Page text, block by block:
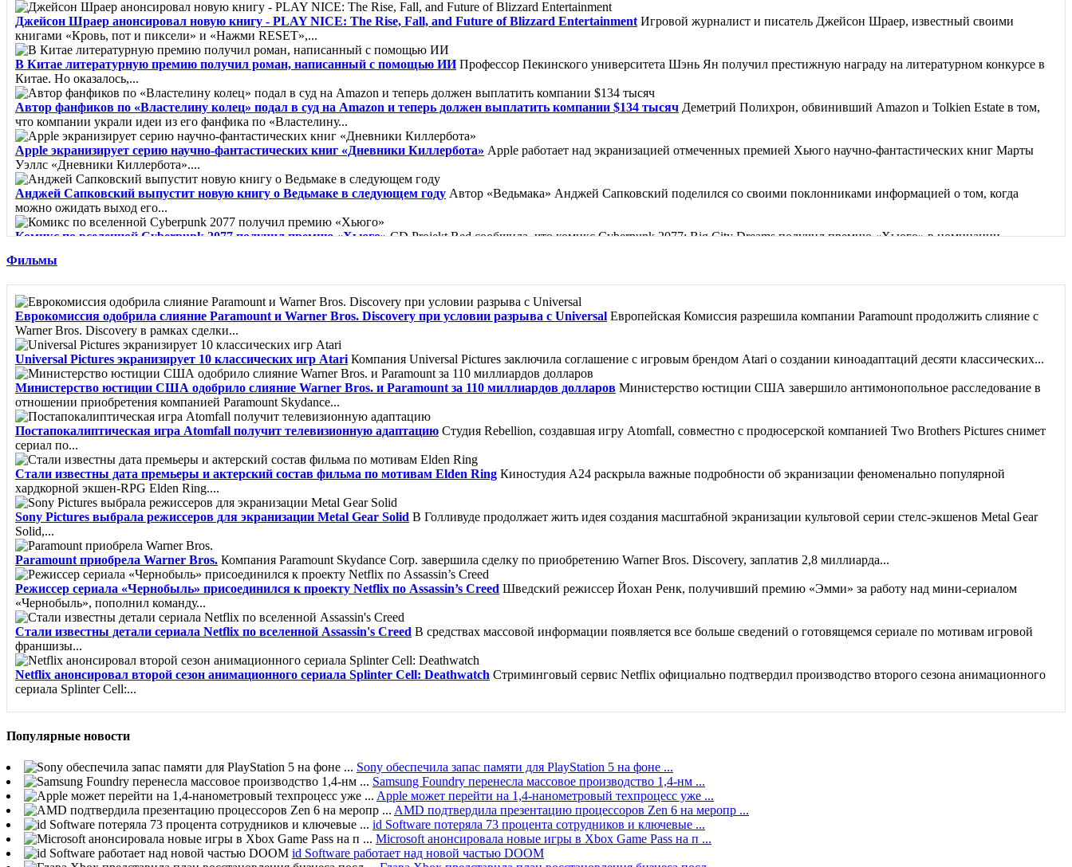
Джейсон Шраер анонсировал новую книгу - PLAY NICE: The Rise, Fall, and Future of Blizzard Entertainment Игровой журналист и писатель Джейсон Шраер, известный своими
книгами «Кровь, пот и пиксели» и «Нажми RESET»,...
В Китае литературную премию получил роман, написанный с помощью ИИПрофессор Пекинского университета Шэнь Ян получил престижную награду на литературном конкурсе в
Китае. Но оказалось,...
Автор фанфиков по «Властелину колец» подал в суд на Amazon и теперь должен выплатить компании $134 тысяч Деметрий Полихрон, обвинивший Amazon и Tolkien Estate в том,
что компании украли идеи из его фанфика по «Властелину...
Apple экранизирует серию научно-фантастических книг «Дневники Киллербота» Apple работает над экранизацией отмеченных премией Хьюго научно-фантастических книг Марты
Уэллс «Дневники Киллербота»....
Анджей Сапковский выпустит новую книгу о Ведьмаке в следующем году Автор «Ведьмака» Анджей Сапковский поделился со своими поклонниками информацией о том, когда
можно ожидать выход его...
Комикс по вселенной Cyberpunk 2077 получил премию «Хьюго»CD Projekt Red сообщила, что комикс Cyberpunk 2077: Big City Dreams получил премию «Хьюго» в номинации
Клинок Тишалла - Мэтью СтоверМинуло шесть лет с тех пор, как прославленный убийца Кейн совершил то, что считалось невозможным, разрушив планы...
Вайолет, созданная из шипов - Джина Чэнь
Фильмы
Еврокомиссия одобрила слияние Paramount и Warner Bros. Discovery при условии разрыва с Universal Европейская Комиссия разрешила компании Paramount продолжить слияние с
Warner Bros. Discovery в рамках сделки...
Universal Pictures экранизирует 10 классических игр Atari Компания Universal Pictures заключила соглашение с игровым брендом Atari о создании киноадаптаций десяти классических...
Министерство юстиции США одобрило слияние Warner Bros. и Paramount за 110 миллиардов долларов Министерство юстиции США завершило антимонопольное расследование в
отношении приобретения компанией Paramount Skydance...
Постапокалиптическая игра Atomfall получит телевизионную адаптацию Студия Rebellion, создавшая игру Atomfall, совместно с продюсерской компанией Two Brothers Pictures снимет
сериал по...
Стали известны дата премьеры и актерский состав фильма по мотивам Elden Ring Киностудия A24 раскрыла важные подробности об экранизации феноменально популярной
хардкорной экшен-RPG Elden Ring....
Sony Pictures выбрала режиссеров для экранизации Metal Gear Solid В Голливуде продолжает жить идея создания масштабной экранизации культовой серии стелс-экшенов Metal Gear
Solid,...
Paramount приобрела Warner Bros. Компания Paramount Skydance Corp. завершила сделку по приобретению Warner Bros. Discovery, заплатив 2,8 миллиарда...
Режиссер сериала «Чернобыль» присоединился к проекту Netflix по Assassin’s Creed Шведский режиссер Йохан Ренк, получивший премию «Эмми» за работу над мини-сериалом
«Чернобыль», пополнил команду...
Стали известны детали сериала Netflix по вселенной Assassin's Creed В средствах массовой информации появляется все больше сведений о готовящемся сериале по мотивам игровой
франшизы...
Netflix анонсировал второй сезон анимационного сериала Splinter Cell: Deathwatch Стриминговый сервис Netflix официально подтвердил производство второго сезона анимационного
сериала Splinter Cell:...
Популярные новости
Sony обеспечила запас памяти для PlayStation 5 на фоне ...
Samsung Foundry перенесла массовое производство 1,4-нм ...
Apple может перейти на 1,4-нанометровый техпроцесс уже ...
AMD подтвердила презентацию процессоров Zen 6 на меропр ...
id Software потеряла 73 процента сотрудников и ключевые ...
Microsoft анонсировала новые игры в Xbox Game Pass на п ...
id Software работает над новой частью DOOM